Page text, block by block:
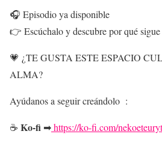
🎧 Episodio ya disponible
👉 Escúchalo y descubre por qué
💗 ¿TE GUSTA ESTE ESPACIO
ALMA?
Ayúdanos a seguir creándolo :
☕ Ko-fi ➡https://ko-fi.com/